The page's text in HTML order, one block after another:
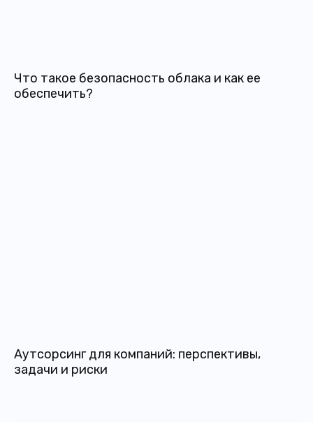
Что такое безопасность облака и как ее
обеспечить?
Аутсорсинг для компаний: перспективы,
задачи и риски